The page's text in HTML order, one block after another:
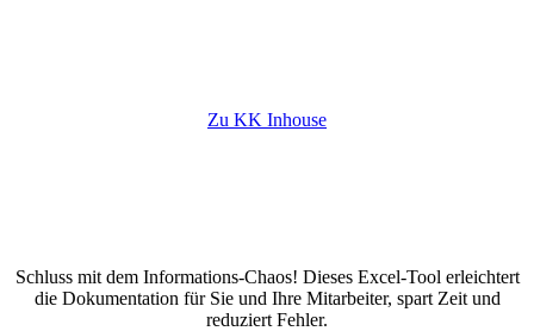
Zu KK Inhouse
Schluss mit dem Informations-Chaos! Dieses Excel-Tool erleichtert
die Dokumentation für Sie und Ihre Mitarbeiter, spart Zeit und
reduziert Fehler.